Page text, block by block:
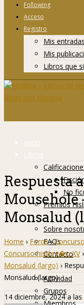
Following
Acceso
Registro
Mis entradas
Mis
Libros que
Inicio
Libros
No
Premios
Info
Sobre
FAQs
Contacto
Hislibreños
Actividad
Grupos
Respuesta
Mousehole
Monsalud
Home › Foros ›
Concurso hislibre�o XV ›
Monsalud (largo) ›
Monsalud (largo)
14 diciembre, 2024 a las